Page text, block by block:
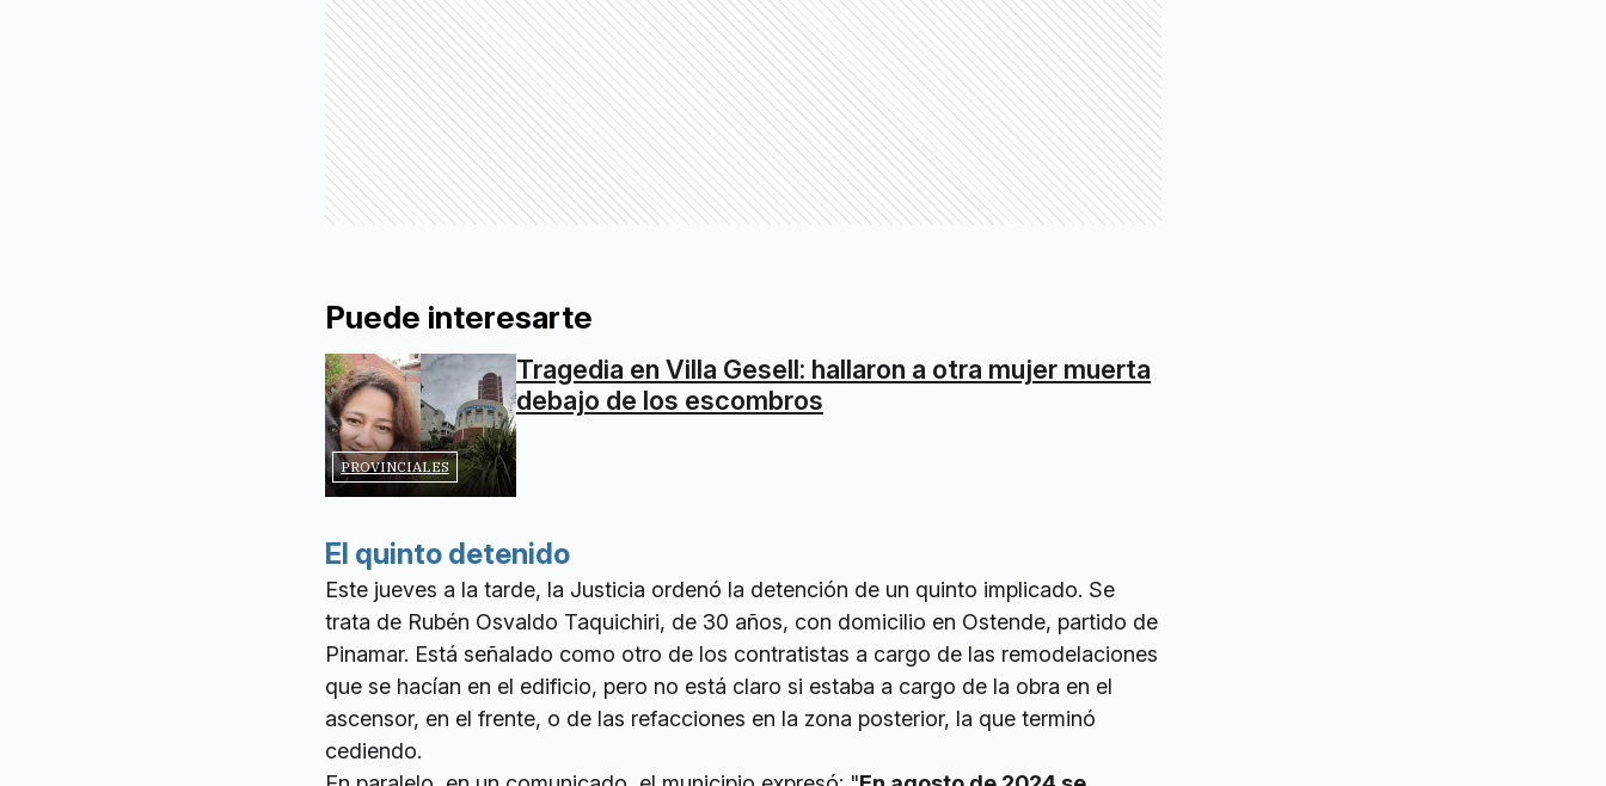
Puede interesarte
PROVINCIALES
Tragedia en Villa Gesell: hallaron a otra mujer muerta
debajo de los escombros
El quinto detenido
Este jueves a la tarde, la Justicia ordenó la detención de un quinto implicado. Se
trata de Rubén Osvaldo Taquichiri, de 30 años, con domicilio en Ostende, partido de
Pinamar. Está señalado como otro de los contratistas a cargo de las remodelaciones
que se hacían en el edificio, pero no está claro si estaba a cargo de la obra en el
ascensor, en el frente, o de las refacciones en la zona posterior, la que terminó
cediendo.